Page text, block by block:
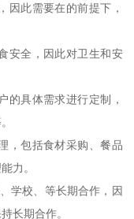
因此需要在的前提下，
安全，因此对卫生和安
的具体需求进行定制，
，包括食材采购、餐品
力。
学校、等长期合作，因
长期合作。